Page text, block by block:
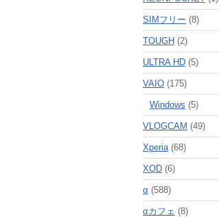
SIMフリー (8)
TOUGH (2)
ULTRA HD(5)
VAIO(175)
Windows (5)
VLOGCAM (49)
Xperia(68)
XQD(6)
α (588)
αカフェ (8)